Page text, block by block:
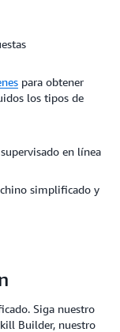
para obtener
los tipos de
en línea
chino simplificado y
Siga nuestro
Builder, nuestro